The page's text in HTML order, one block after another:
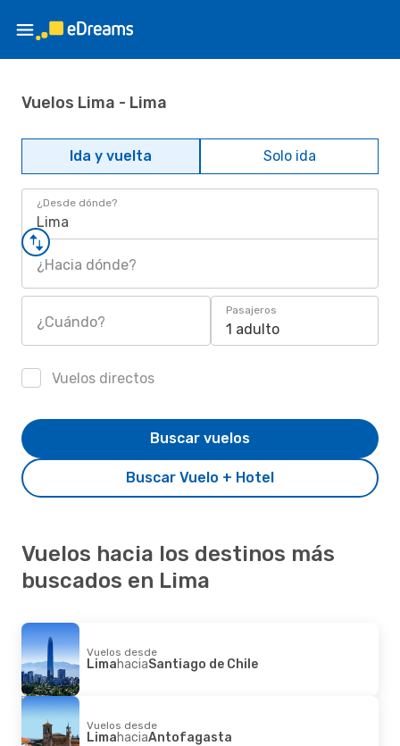
Vuelos Lima - Lima
Ida y vuelta Solo ida
¿Desde dónde?
Lima
¿Hacia dónde?
¿Cuándo?
Pasajeros
1 adulto
Vuelos directos
Buscar Vuelo + Hotel
Buscar vuelos
Vuelos hacia los destinos más
buscados en Lima
Vuelos desde
LimahaciaSantiago de Chile
Vuelos desde
LimahaciaAntofagasta